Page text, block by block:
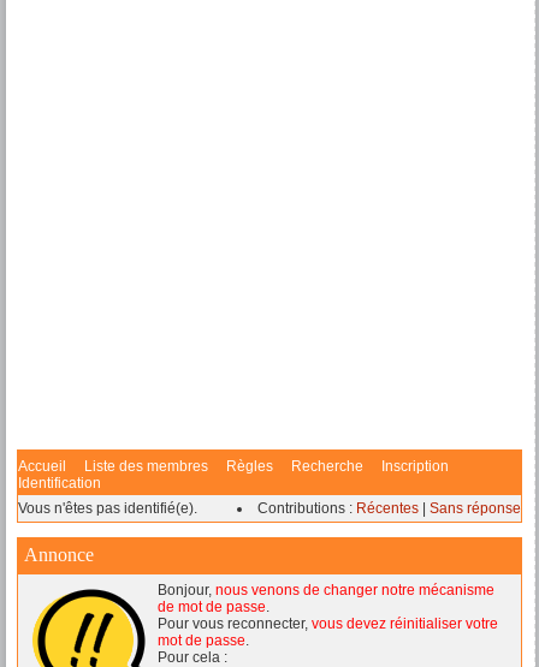
Accueil Liste des membres Règles Recherche
Inscription
Identification
Vous n'êtes pas identifié(e).
Contributions : Récentes Sans réponse
Annonce
Bonjour, nous venons de changer notre mécanisme
de mot de passe.
Pour vous reconnecter, vous devez réinitialiser votre
mot de passe.
Pour cela :